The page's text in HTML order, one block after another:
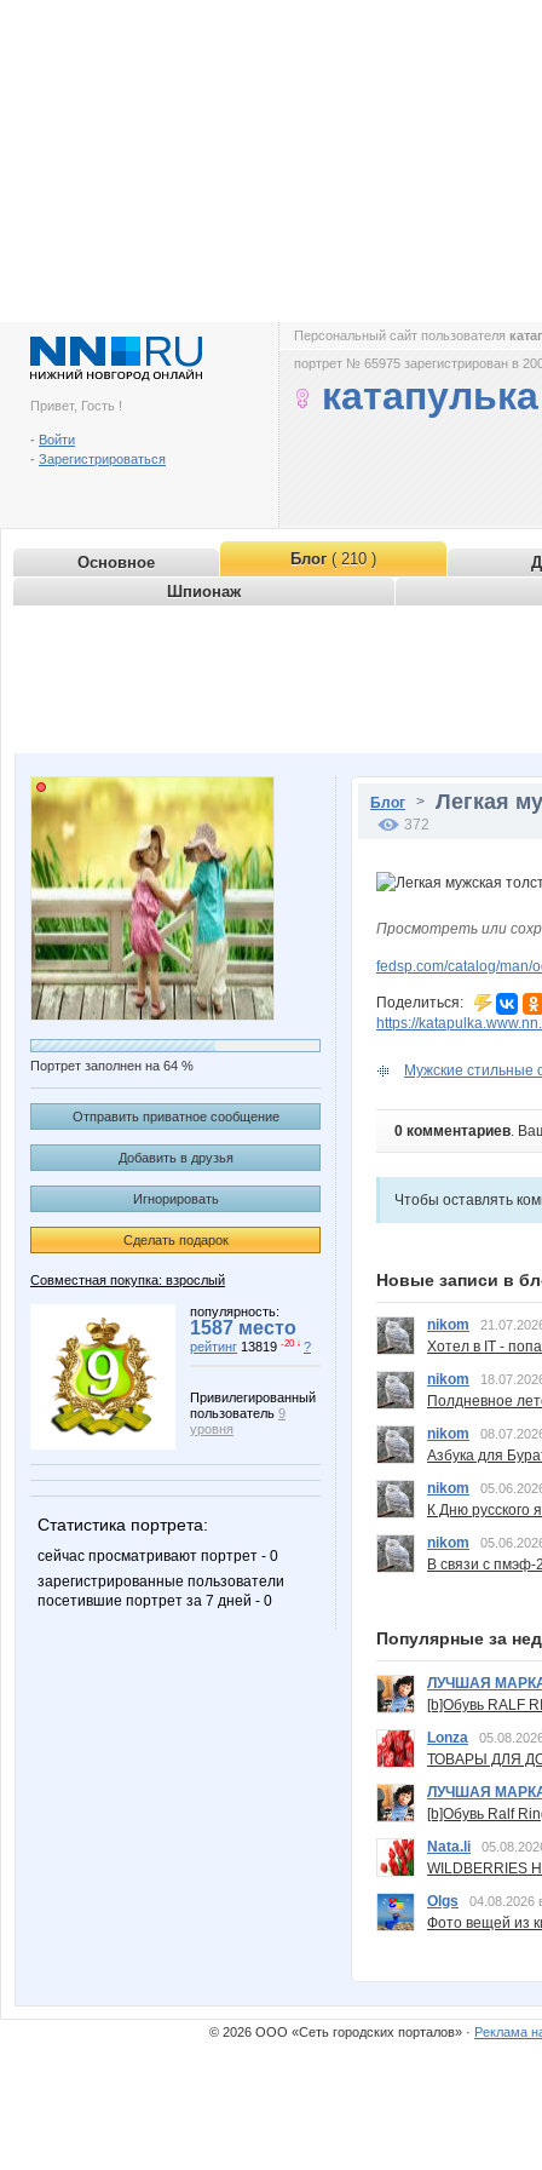
Привет, Гость !
- Войти
- Зарегистрироваться
Персональный сайт пользователя
портрет № 65975 зарегистрирован в
катапулька
Основное Блог( 210 )
Шпионаж
Портрет заполнен на 64 %
Отправить приватное сообщение
Добавить в друзья
Игнорировать
Сделать подарок
Совместная покупка: взрослый
популярность:
1587 место
рейтинг 13819 -20 ↓ ?
Привилегированный
пользователь 9
уровня
Статистика портрета:
сейчас просматривают портрет - 0
зарегистрированные пользователи
посетившие портрет за 7 дней - 0
Блог > Легкая
372
Просмотреть или
fedsp.com/catalog/man/
Поделиться:
https://
Мужские стильные
0 комментариев.
Чтобы оставлять
Новые записи в
nikom
Хотел в IT -
nikom
Полдневное
nikom
Азбука для
nikom
К Дню русского
nikom
В связи с пмэф-
Популярные за
ЛУЧШАЯ
[b]Обувь RALF
Lonza
ТОВАРЫ ДЛЯ
ЛУЧШАЯ
[b]Обувь Ralf
Nata.li
Olgs
04.08.2026
Фото вещей из
© 2026 ООО «Сеть городских порталов» · Реклама